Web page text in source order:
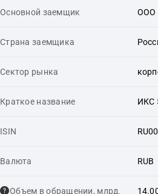
Основной заемщик ООО
Страна заемщика
Сектор рынка
Краткое название ИКС
ISIN
Валюта RUB
Объем в обращении, млрд.